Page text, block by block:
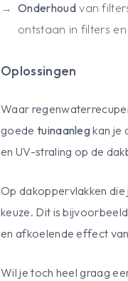
Onderhoudvan
ontstaan in filters
Oplossingen
Waar
goede tuinaanlegkan je
en UV-straling op de
Op dakoppervlakken
keuze. Dit is
en afkoelende effect
Wil je toch heel graag